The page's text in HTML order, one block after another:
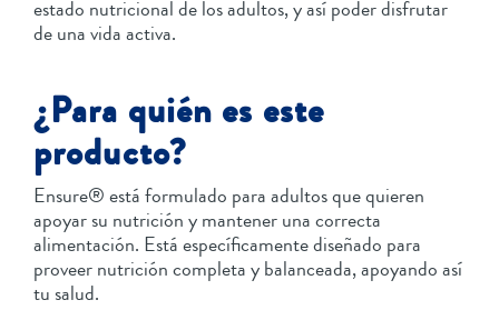
estado nutricional de los adultos, y así poder disfrutar
de una vida activa.
¿Para quién es este
producto?
Ensure® está formulado para adultos que quieren
apoyar su nutrición y mantener una correcta
alimentación. Está específicamente diseñado para
proveer nutrición completa y balanceada, apoyando así
tu salud.